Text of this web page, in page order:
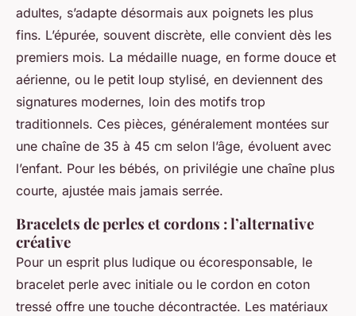
adultes, s’adapte désormais aux poignets les plus
fins. L’épurée, souvent discrète, elle convient dès les
premiers mois. La médaille nuage, en forme douce et
aérienne, ou le petit loup stylisé, en deviennent des
signatures modernes, loin des motifs trop
traditionnels. Ces pièces, généralement montées sur
une chaîne de 35 à 45 cm selon l’âge, évoluent avec
l’enfant. Pour les bébés, on privilégie une chaîne plus
courte, ajustée mais jamais serrée.
Bracelets de perles et cordons : l’alternative
créative
Pour un esprit plus ludique ou écoresponsable, le
bracelet perle avec initiale ou le cordon en coton
tressé offre une touche décontractée. Les matériaux